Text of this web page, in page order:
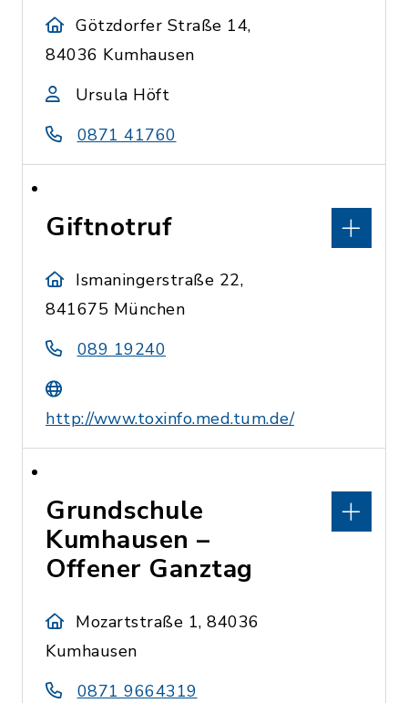
Götzdorfer Straße 14,
84036 Kumhausen
Ursula Höft
0871 41760
Giftnotruf
Ismaningerstraße 22,
841675 München
089 19240
http://www.toxinfo.med.tum.de/
Grundschule
Kumhausen –
Offener Ganztag
Mozartstraße 1, 84036
Kumhausen
0871 9664319